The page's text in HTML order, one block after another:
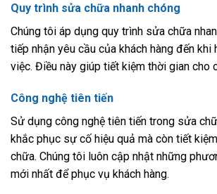
Quy trình sửa chữa nhanh chóng
Chúng tôi áp dụng quy trình sửa chữa
tiếp nhận yêu cầu của khách hàng đến khi
việc. Điều này giúp tiết kiệm thời gian cho
Công nghệ tiên tiến
Sử dụng công nghệ tiên tiến trong sửa
khắc phục sự cố hiệu quả mà còn tiết
chữa. Chúng tôi luôn cập nhật những
mới nhất để phục vụ khách hàng.